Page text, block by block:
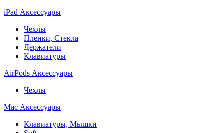
iPad Аксессуары
Чехлы
Пленки, Стекла
Держатели
Клавиатуры
AirPods Аксессуары
Чехлы
Mac Аксессуары
Клавиатуры, Мышки